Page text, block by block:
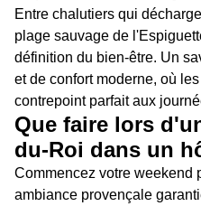
Entre chalutiers qui
plage sauvage de
définition du bien-être. Un
et de confort moderne, où
contrepoint parfait aux
Que faire lors
du-Roi dans un
Commencez votre weekend
ambiance provençale